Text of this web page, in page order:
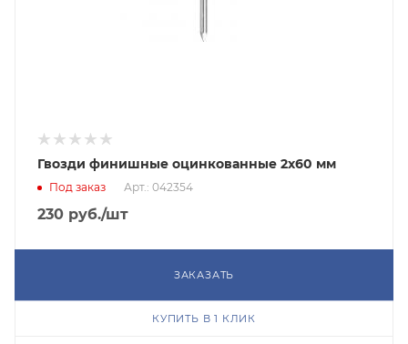
Гвозди финишные оцинкованные 2х60 мм
Под заказ Арт.: 042354
230 руб./шт
ЗАКАЗАТЬ
КУПИТЬ В 1 КЛИК